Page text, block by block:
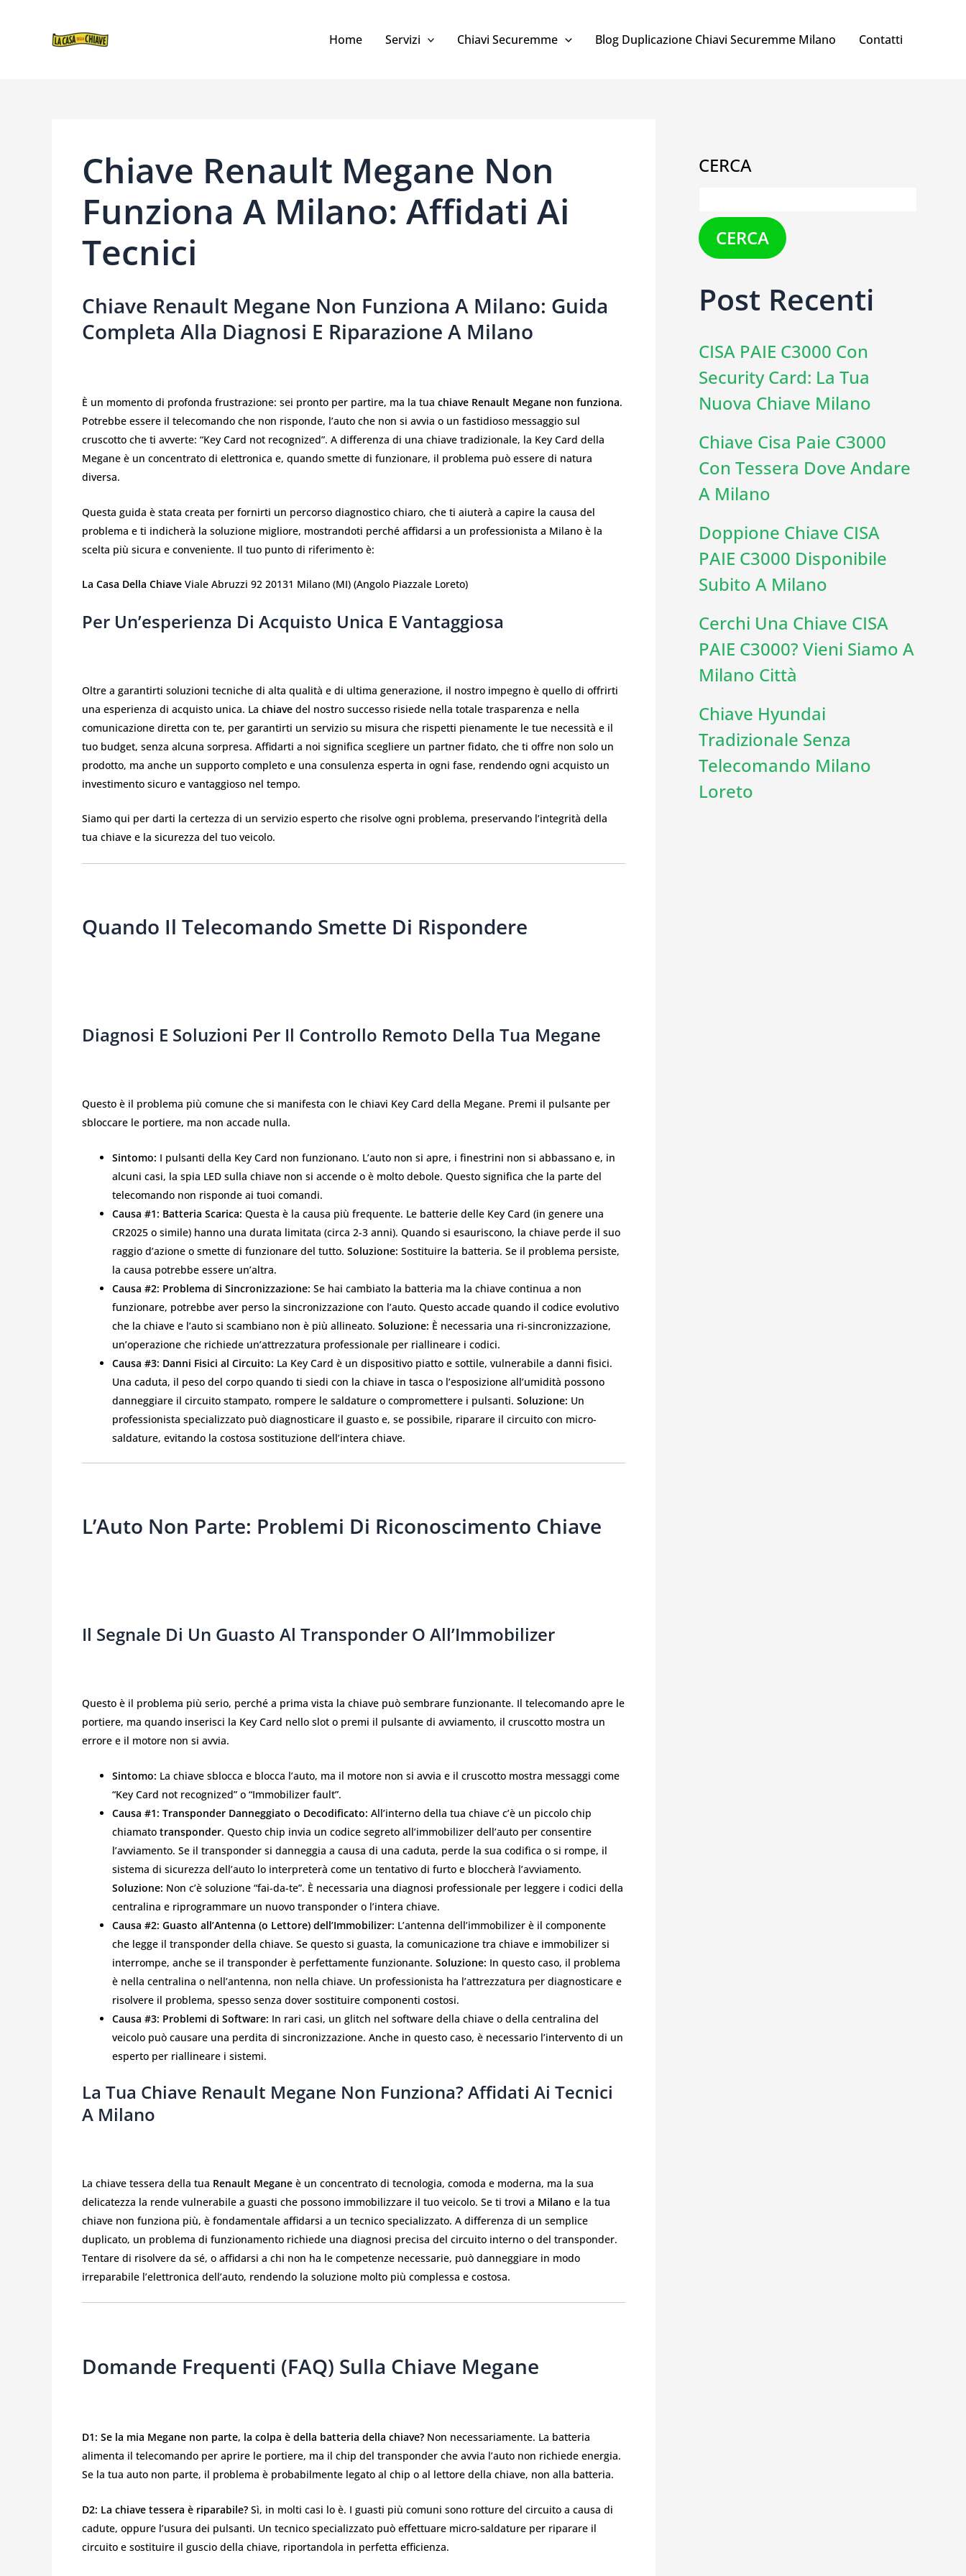
CONTENUTO
Home Servizi Chiavi Securemme Blog Duplicazione Chiavi Securemme Milano Contatti
Chiave Renault Megane Non
Funziona A Milano: Affidati Ai
Tecnici
Chiave Renault Megane Non Funziona A Milano: Guida
Completa Alla Diagnosi E Riparazione A Milano
È un momento di profonda frustrazione: sei pronto per partire, ma la tua chiave Renault Megane non funziona.
Potrebbe essere il telecomando che non risponde, l’auto che non si avvia o un fastidioso messaggio sul
cruscotto che ti avverte: “Key Card not recognized”. A differenza di una chiave tradizionale, la Key Card della
Megane è un concentrato di elettronica e, quando smette di funzionare, il problema può essere di natura
diversa.
Questa guida è stata creata per fornirti un percorso diagnostico chiaro, che ti aiuterà a capire la causa del
problema e ti indicherà la soluzione migliore, mostrandoti perché affidarsi a un professionista a Milano è la
scelta più sicura e conveniente. Il tuo punto di riferimento è:
La Casa Della Chiave Viale Abruzzi 92 20131 Milano (MI) (Angolo Piazzale Loreto)
Per Un’esperienza Di Acquisto Unica E Vantaggiosa
Oltre a garantirti soluzioni tecniche di alta qualità e di ultima generazione, il nostro impegno è quello di offrirti
una esperienza di acquisto unica. La chiave del nostro successo risiede nella totale trasparenza e nella
comunicazione diretta con te, per garantirti un servizio su misura che rispetti pienamente le tue necessità e il
tuo budget, senza alcuna sorpresa. Affidarti a noi significa scegliere un partner fidato, che ti offre non solo un
prodotto, ma anche un supporto completo e una consulenza esperta in ogni fase, rendendo ogni acquisto un
investimento sicuro e vantaggioso nel tempo.
Siamo qui per darti la certezza di un servizio esperto che risolve ogni problema, preservando l’integrità della
tua chiave e la sicurezza del tuo veicolo.
Quando Il Telecomando Smette Di Rispondere
Diagnosi E Soluzioni Per Il Controllo Remoto Della Tua Megane
Questo è il problema più comune che si manifesta con le chiavi Key Card della Megane. Premi il pulsante per
sbloccare le portiere, ma non accade nulla.
Sintomo: I pulsanti della Key Card non funzionano. L’auto non si apre, i finestrini non si abbassano e, in
alcuni casi, la spia LED sulla chiave non si accende o è molto debole. Questo significa che la parte del
telecomando non risponde ai tuoi comandi.
Causa #1: Batteria Scarica: Questa è la causa più frequente. Le batterie delle Key Card (in genere una
CR2025 o simile) hanno una durata limitata (circa 2-3 anni). Quando si esauriscono, la chiave perde il suo
raggio d’azione o smette di funzionare del tutto. Soluzione: Sostituire la batteria. Se il problema persiste,
la causa potrebbe essere un’altra.
Causa #2: Problema di Sincronizzazione: Se hai cambiato la batteria ma la chiave continua a non
funzionare, potrebbe aver perso la sincronizzazione con l’auto. Questo accade quando il codice evolutivo
che la chiave e l’auto si scambiano non è più allineato. Soluzione: È necessaria una ri-sincronizzazione,
un’operazione che richiede un’attrezzatura professionale per riallineare i codici.
Causa #3: Danni Fisici al Circuito: La Key Card è un dispositivo piatto e sottile, vulnerabile a danni fisici.
Una caduta, il peso del corpo quando ti siedi con la chiave in tasca o l’esposizione all’umidità possono
danneggiare il circuito stampato, rompere le saldature o compromettere i pulsanti. Soluzione: Un
professionista specializzato può diagnosticare il guasto e, se possibile, riparare il circuito con micro-
saldature, evitando la costosa sostituzione dell’intera chiave.
L’Auto Non Parte: Problemi Di Riconoscimento Chiave
Il Segnale Di Un Guasto Al Transponder O All’Immobilizer
Questo è il problema più serio, perché a prima vista la chiave può sembrare funzionante. Il telecomando apre le
portiere, ma quando inserisci la Key Card nello slot o premi il pulsante di avviamento, il cruscotto mostra un
errore e il motore non si avvia.
Sintomo: La chiave sblocca e blocca l’auto, ma il motore non si avvia e il cruscotto mostra messaggi come
“Key Card not recognized” o “Immobilizer fault”.
Causa #1: Transponder Danneggiato o Decodificato: All’interno della tua chiave c’è un piccolo chip
chiamato transponder. Questo chip invia un codice segreto all’immobilizer dell’auto per consentire
l’avviamento. Se il transponder si danneggia a causa di una caduta, perde la sua codifica o si rompe, il
sistema di sicurezza dell’auto lo interpreterà come un tentativo di furto e bloccherà l’avviamento.
Soluzione: Non c’è soluzione “fai-da-te”. È necessaria una diagnosi professionale per leggere i codici della
centralina e riprogrammare un nuovo transponder o l’intera chiave.
Causa #2: Guasto all’Antenna (o Lettore) dell’Immobilizer: L’antenna dell’immobilizer è il componente
che legge il transponder della chiave. Se questo si guasta, la comunicazione tra chiave e immobilizer si
interrompe, anche se il transponder è perfettamente funzionante. Soluzione: In questo caso, il problema
è nella centralina o nell’antenna, non nella chiave. Un professionista ha l’attrezzatura per diagnosticare e
risolvere il problema, spesso senza dover sostituire componenti costosi.
Causa #3: Problemi di Software: In rari casi, un glitch nel software della chiave o della centralina del
veicolo può causare una perdita di sincronizzazione. Anche in questo caso, è necessario l’intervento di un
esperto per riallineare i sistemi.
La Tua Chiave Renault Megane Non Funziona? Affidati Ai Tecnici
A Milano
La chiave tessera della tua Renault Megane è un concentrato di tecnologia, comoda e moderna, ma la sua
delicatezza la rende vulnerabile a guasti che possono immobilizzare il tuo veicolo. Se ti trovi a Milano e la tua
chiave non funziona più, è fondamentale affidarsi a un tecnico specializzato. A differenza di un semplice
duplicato, un problema di funzionamento richiede una diagnosi precisa del circuito interno o del transponder.
Tentare di risolvere da sé, o affidarsi a chi non ha le competenze necessarie, può danneggiare in modo
irreparabile l’elettronica dell’auto, rendendo la soluzione molto più complessa e costosa.
Domande Frequenti (FAQ) Sulla Chiave Megane
D1: Se la mia Megane non parte, la colpa è della batteria della chiave? Non necessariamente. La batteria
alimenta il telecomando per aprire le portiere, ma il chip del transponder che avvia l’auto non richiede energia.
Se la tua auto non parte, il problema è probabilmente legato al chip o al lettore della chiave, non alla batteria.
D2: La chiave tessera è riparabile? Sì, in molti casi lo è. I guasti più comuni sono rotture del circuito a causa di
cadute, oppure l’usura dei pulsanti. Un tecnico specializzato può effettuare micro-saldature per riparare il
circuito e sostituire il guscio della chiave, riportandola in perfetta efficienza.
CERCA
CERCA
Post Recenti
CISA PAIE C3000 Con
Security Card: La Tua
Nuova Chiave Milano
Chiave Cisa Paie C3000
Con Tessera Dove Andare
A Milano
Doppione Chiave CISA
PAIE C3000 Disponibile
Subito A Milano
Cerchi Una Chiave CISA
PAIE C3000? Vieni Siamo A
Milano Città
Chiave Hyundai
Tradizionale Senza
Telecomando Milano
Loreto